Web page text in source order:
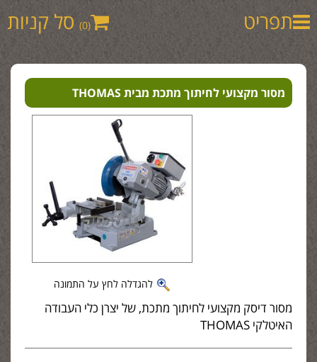
תפריט (0) סל קניות
מסור מקצועי לחיתוך מתכת מבית THOMAS
להגדלה לחץ על התמונה
מסור דיסק מקצועי לחיתוך מתכת, של יצרן כלי העבודה
האיטלקי THOMAS